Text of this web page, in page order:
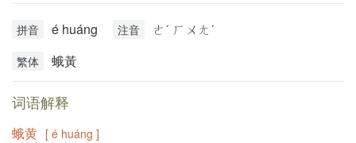
拼音 é huáng 注音 ㄜˊ ㄏㄨㄤˊ
繁体 蛾黃
词语解释
蛾黄 [ é huáng ]